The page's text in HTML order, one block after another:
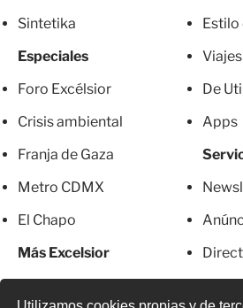
Sintetika
Especiales
Foro Excélsior
Crisis ambiental
Franja de Gaza
Metro CDMX
El Chapo
Más Excelsior
Estilo
Viajes
De
Apps